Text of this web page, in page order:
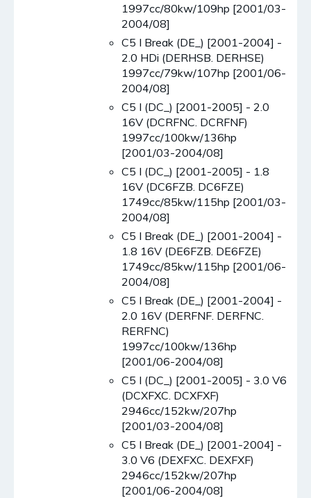
1997cc/80kw/109hp [2001/03-
2004/08]
C5 I Break (DE_) [2001-2004] -
2.0 HDi (DERHSB. DERHSE)
1997cc/79kw/107hp [2001/06-
2004/08]
C5 I (DC_) [2001-2005] - 2.0
16V (DCRFNC. DCRFNF)
1997cc/100kw/136hp
[2001/03-2004/08]
C5 I (DC_) [2001-2005] - 1.8
16V (DC6FZB. DC6FZE)
1749cc/85kw/115hp [2001/03-
2004/08]
C5 I Break (DE_) [2001-2004] -
1.8 16V (DE6FZB. DE6FZE)
1749cc/85kw/115hp [2001/06-
2004/08]
C5 I Break (DE_) [2001-2004] -
2.0 16V (DERFNF. DERFNC.
RERFNC)
1997cc/100kw/136hp
[2001/06-2004/08]
C5 I (DC_) [2001-2005] - 3.0 V6
(DCXFXC. DCXFXF)
2946cc/152kw/207hp
[2001/03-2004/08]
C5 I Break (DE_) [2001-2004] -
3.0 V6 (DEXFXC. DEXFXF)
2946cc/152kw/207hp
[2001/06-2004/08]